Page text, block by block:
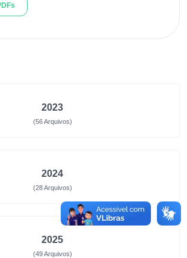
2023
(56 Arquivos)
2024
(28 Arquivos)
2025
(49 Arquivos)